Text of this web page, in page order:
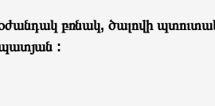
բռնակ, ծալովի
: